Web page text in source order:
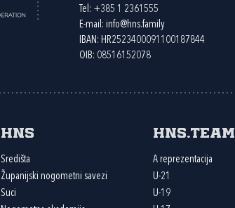
Tel: +385 1 2361555
E-mail: info@hns.family
IBAN: HR2523400091100187844
OIB: 08516152078
HNS
Središta
Županijski nogometni savezi
Suci
HNS.team
A reprezentacija
U-21
U-19